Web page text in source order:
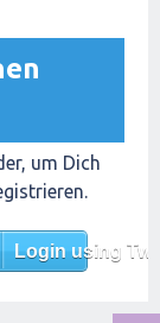
um Dich
Login using